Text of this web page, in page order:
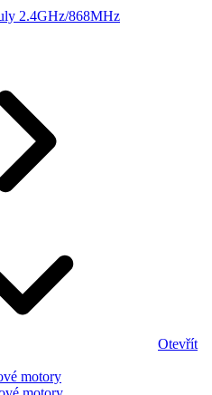
2.4GHz/868MHz
Otevřít
motory